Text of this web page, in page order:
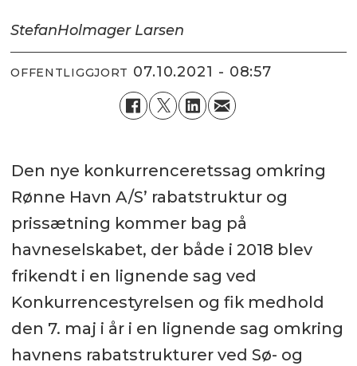
StefanHolmager Larsen
OFFENTLIGGJORT 07.10.2021 - 08:57
Den nye konkurrenceretssag omkring
Rønne Havn A/S’ rabatstruktur og
prissætning kommer bag på
havneselskabet, der både i 2018 blev
frikendt i en lignende sag ved
Konkurrencestyrelsen og fik medhold
den 7. maj i år i en lignende sag omkring
havnens rabatstrukturer ved Sø- og